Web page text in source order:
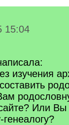
15:04
изучения
Или